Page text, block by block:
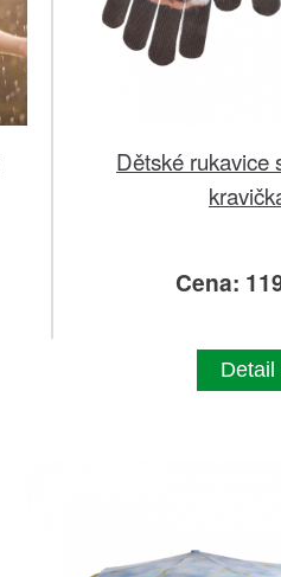
Dětské rukavice
Cena:
Detail